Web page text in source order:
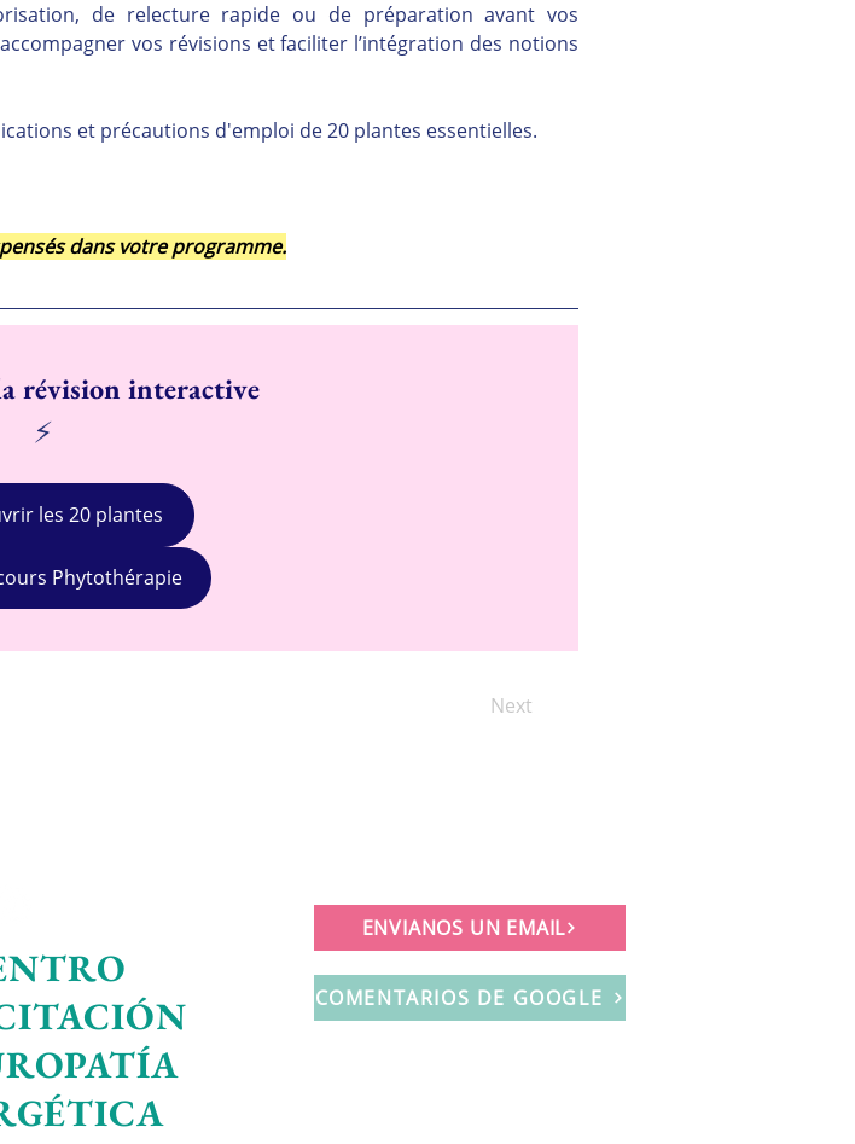
de relecture rapide ou de préparation avant vos
vos révisions et faciliter l’intégration des notions
et précautions d'emploi de 20 plantes essentielles.
dans votre programme.
révision interactive
⚡
les 20 plantes
Phytothérapie
Next
ENVIANOS UN EMAIL
COMENTARIOS DE GOOGLE